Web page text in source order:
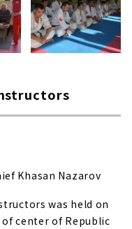
Khasan Nazarov
was held on
center of Republic